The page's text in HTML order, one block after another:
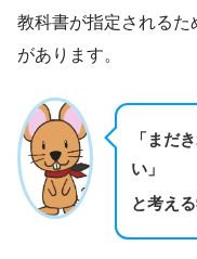
教科書が指定される
があります。
「まだ
い」
と考え